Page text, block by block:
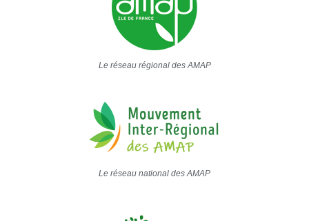
Le réseau régional des AMAP
Le réseau national des AMAP